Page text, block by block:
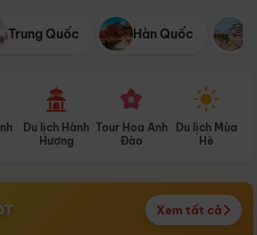
Trung Quốc Hàn Quốc
Du lịch Hành
Hương
Tour Hoa Anh
Đào
Du lịch Mùa
Hè
Xem tất cả
Điểm nổi bật